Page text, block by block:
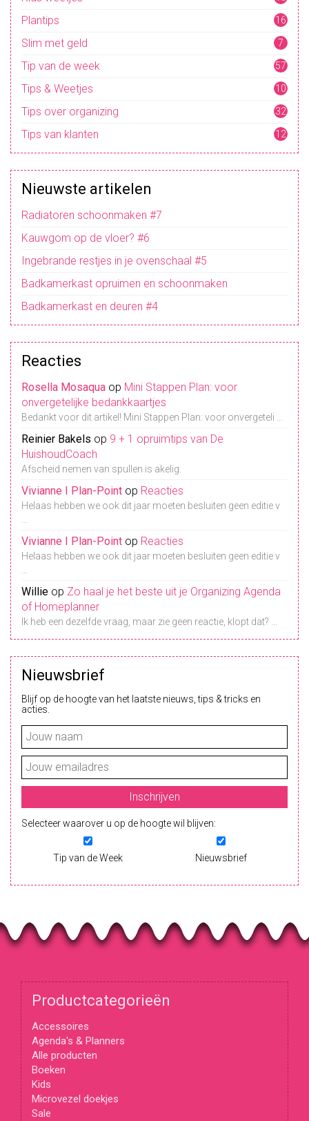
Plantips 16
Slim met geld 7
Tip van de week 57
Tips & Weetjes
10
4
Tips over organizing 32
Tips van klanten 12
Nieuwste artikelen
Radiatoren schoonmaken #7
Kauwgom op de vloer? #6
Ingebrande restjes in je ovenschaal #5
Badkamerkast opruimen en schoonmaken
Badkamerkast en deuren #4
Reacties
Rosella Mosaqua op Mini Stappen Plan: voor
onvergetelijke bedankkaartjes
Bedankt voor dit artikel! Mini Stappen Plan: voor onvergeteli ...
Reinier Bakels op 9 + 1 opruimtips van De
HuishoudCoach
Afscheid nemen van spullen is akelig.
Vivianne I Plan-Point op Reacties
Helaas hebben we ook dit jaar moeten besluiten geen editie v
Vivianne I Plan-Point op Reacties
Helaas hebben we ook dit jaar moeten besluiten geen editie v
Willie op Zo haal je het beste uit je Organizing Agenda
of Homeplanner
Ik heb een dezelfde vraag, maar zie geen reactie, klopt dat? ...
Nieuwsbrief
Blijf op de hoogte van het laatste nieuws, tips & tricks en
acties.
Selecteer waarover u op de hoogte wil blijven:
Tip van de Week Nieuwsbrief
Productcategorieën
Accessoires
Agenda's & Planners
Alle producten
Boeken
Kids
Microvezel doekjes
Sale